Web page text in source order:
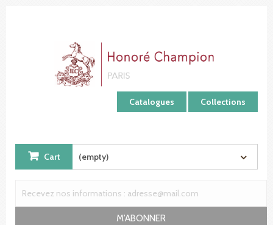
Catalogues Collections
Cart (empty)
M'ABONNER